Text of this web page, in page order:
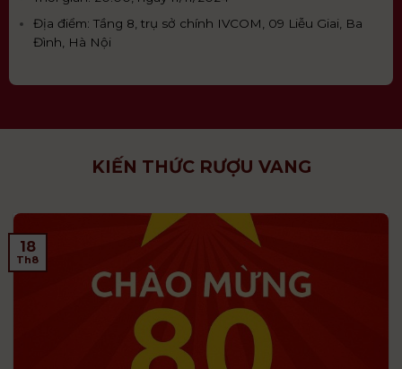
Địa điểm: Tầng 8, trụ sở chính IVCOM, 09 Liễu Giai, Ba
Đình, Hà Nội
KIẾN THỨC RƯỢU VANG
18
Th8